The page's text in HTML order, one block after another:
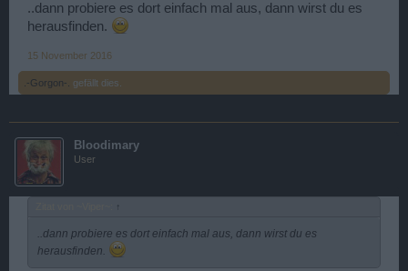
..dann probiere es dort einfach mal aus, dann wirst du es
herausfinden.
15 November 2016
.-Gorgon-. gefällt dies.
Bloodimary
User
↑
..dann probiere es dort einfach mal aus, dann wirst du es
herausfinden.